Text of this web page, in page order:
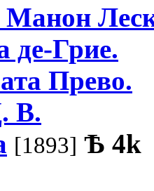
Манон
де-Грие.
Прево.
В.
[1893] Ѣ 4k